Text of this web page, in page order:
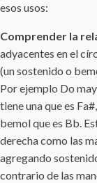
esos usos:
Comprender la
adyacentes en el
(un sostenido o
Por ejemplo Do
tiene una que es
bemol que es Bb.
derecha como las
agregando
contrario de las